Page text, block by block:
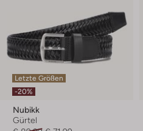
Letzte Größen
-20%
Nubikk
Gürtel